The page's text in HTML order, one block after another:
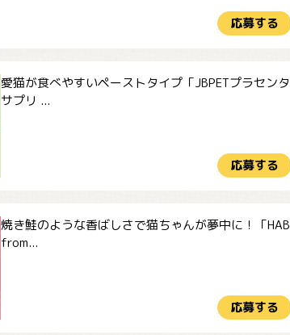
応募する
愛猫が食べやすいペーストタイプ「JBPETプラセンタ
サプリ ...
応募する
焼き鮭のような香ばしさで猫ちゃんが夢中に！「HAB
from...
応募する